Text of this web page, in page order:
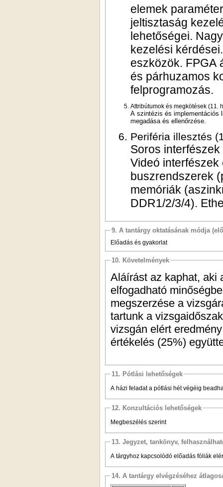
elemek
jeltisztaság
lehetőségei.
kezelési
eszközök. FPGA
és párhuzamos
felprogramozás.
Attribútumok és megkötések (11.
A szintézis és implementációs
megadása és ellenőrzése.
Periféria illesztés
Soros
Videó interfészek
buszrendszerek
memóriák
DDR1/2/3/4).
9. A tantárgy oktatásának módja
Előadás és gyakorlat
10. Követelmények
Aláírást az kaphat, aki
elfogadható
megszerzése a
tartunk a
vizsgán elért
értékelés (25%)
11. Pótlási lehetőségek
A házi feladat a pótlási hét végéig
12. Konzultációs lehetőségek
Megbeszélés szerint
13. Jegyzet, tankönyv,
A tárgyhoz kapcsolódó előadás fóliák
14. A tantárgy elvégzéséhez